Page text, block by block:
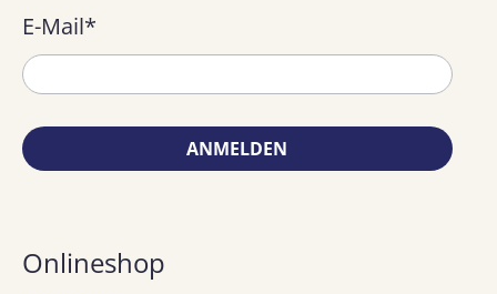
E-Mail*
ANMELDEN
Onlineshop